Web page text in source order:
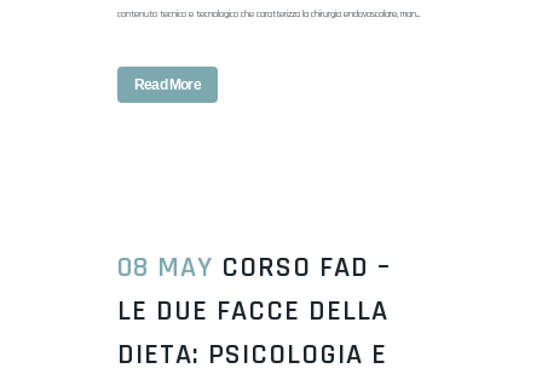
contenuto tecnico e tecnologico che caratterizza la chirurgia endovascolare, man...
Read More
08 MAY CORSO FAD –
LE DUE FACCE DELLA
DIETA: PSICOLOGIA E